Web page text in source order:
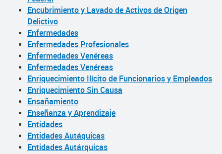
Encubrimiento y Lavado de Activos de Origen
Delictivo
Enfermedades
Enfermedades Profesionales
Enfermedades Venéreas
Enfermedades Venéreas
Enriquecimiento Ilícito de Funcionarios y Empleados
Enriquecimiento Sin Causa
Ensañamiento
Enseñanza y Aprendizaje
Entidades
Entidades Autáquicas
Entidades Autárquicas